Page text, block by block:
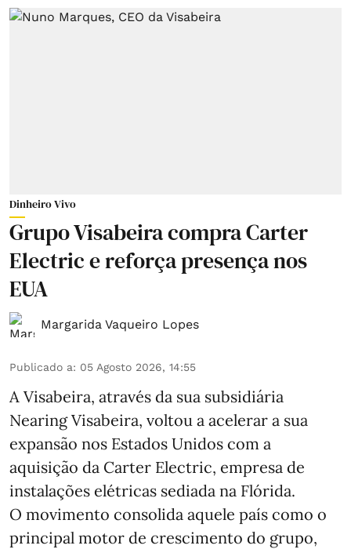
Dinheiro Vivo
Grupo Visabeira compra Carter
Electric e reforça presença nos
EUA
Margarida Vaqueiro Lopes
Publicado a: 05 Agosto 2026, 14:55
A Visabeira, através da sua subsidiária
Nearing Visabeira, voltou a acelerar a sua
expansão nos Estados Unidos com a
aquisição da Carter Electric, empresa de
instalações elétricas sediada na Flórida.
O movimento consolida aquele país como o
principal motor de crescimento do grupo,